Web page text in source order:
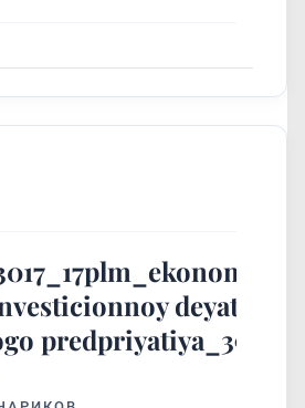
predpriyatiya_39